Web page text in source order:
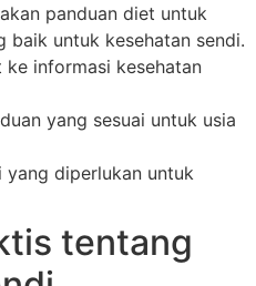
panduan diet untuk
baik untuk kesehatan sendi.
informasi kesehatan
yang sesuai untuk usia
yang diperlukan untuk
tentang